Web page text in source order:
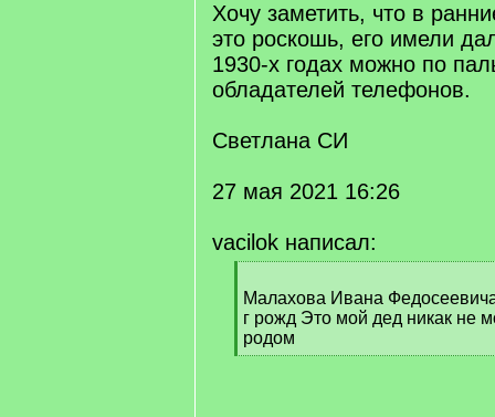
Хочу заметить, что в
это роскошь, его имели
1930-х годах можно по
обладателей телефонов.
Светлана СИ
27 мая 2021 16:26
vacilok написал:
q
]
Малахова Ивана
г рожд Это мой дед никак не
родом
[